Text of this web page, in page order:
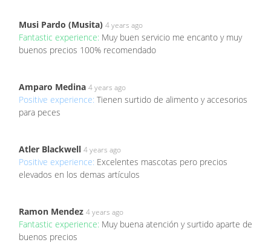
Musi Pardo (Musita) 4 years ago
Fantastic experience: Muy buen servicio me encanto y muy
buenos precios 100% recomendado
Amparo Medina 4 years ago
Positive experience: Tienen surtido de alimento y accesorios
para peces
Atler Blackwell 4 years ago
Positive experience: Excelentes mascotas pero precios
elevados en los demas artículos
Ramon Mendez 4 years ago
Fantastic experience: Muy buena atención y surtido aparte de
buenos precios